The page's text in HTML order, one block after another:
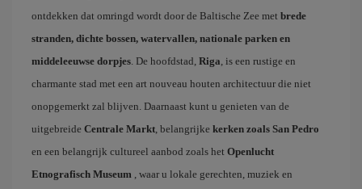
ontdekken dat omringd wordt door de Baltische Zee met brede
stranden, dichte bossen, watervallen, nationale parken en
middeleeuwse dorpjes . De hoofdstad, Riga , is een rustige en
charmante stad met een art nouveau houten architectuur die niet
onopgemerkt zal blijven. Daarnaast kunt u genieten van de
uitgebreide Centrale Markt , belangrijke kerken zoals San Pedro
en een belangrijk cultureel aanbod zoals het Openlucht
Etnografisch Museum , waar u lokale gerechten, muziek en